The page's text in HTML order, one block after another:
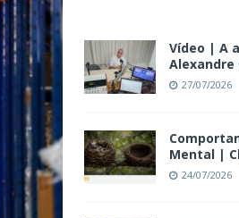
Vídeo | A
Alexandre
27/07/2026
Mental |
24/07/2026